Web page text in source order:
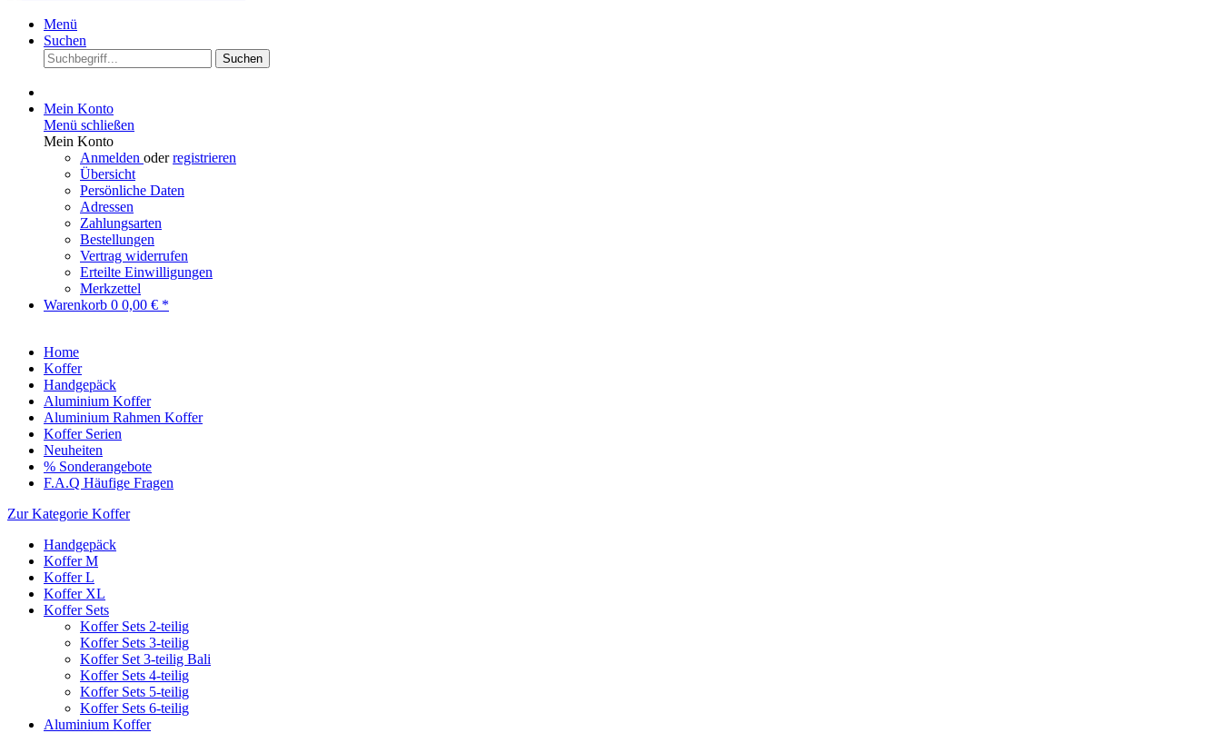
Menü
Suchen
Suchen
Mein Konto
Menü schließen
Mein Konto
Anmelden oderregistrieren
Übersicht
Persönliche Daten
Adressen
Zahlungsarten
Bestellungen
Vertrag widerrufen
Erteilte Einwilligungen
Merkzettel
Warenkorb 0 0,00 € *
Home
Koffer
Handgepäck
Aluminium Koffer
Aluminium Rahmen Koffer
Koffer Serien
Neuheiten
% Sonderangebote
F.A.Q Häufige Fragen
Zur Kategorie Koffer
Handgepäck
Koffer M
Koffer L
Koffer XL
Koffer Sets
Koffer Sets 2-teilig
Koffer Sets 3-teilig
Koffer Set 3-teilig Bali
Koffer Sets 4-teilig
Koffer Sets 5-teilig
Koffer Sets 6-teilig
Aluminium Koffer